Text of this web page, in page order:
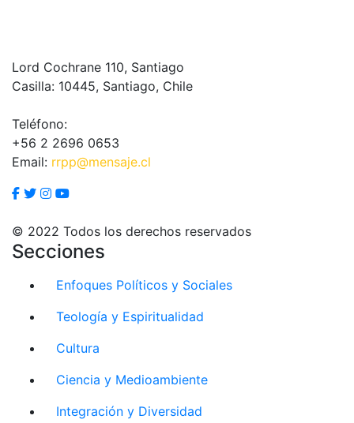
Lord Cochrane 110, Santiago
Casilla: 10445, Santiago, Chile
Teléfono:
+56 2 2696 0653
Email: rrpp@mensaje.cl
© 2022 Todos los derechos reservados
Secciones
Enfoques Políticos y Sociales
Teología y Espiritualidad
Cultura
Ciencia y Medioambiente
Integración y Diversidad